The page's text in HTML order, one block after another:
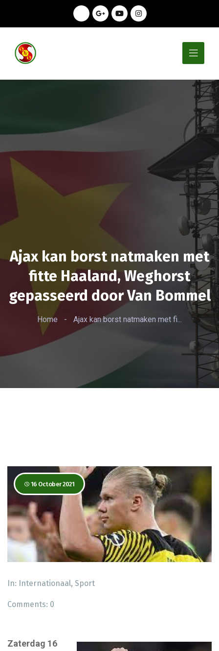
Ajax kan borst natmaken met
fitte Haaland, Weghorst
gepasseerd door Van Bommel
Home - Ajax kan borst natmaken met fi...
16 October 2021
In: Internationaal, Sport
Comments: 0
Zaterdag 16